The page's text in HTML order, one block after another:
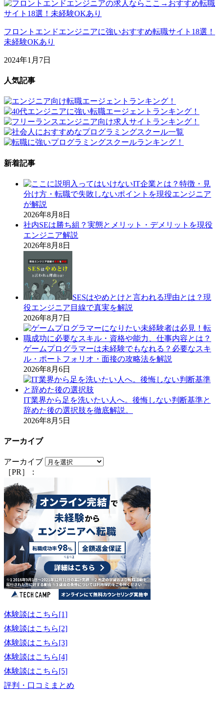
フロントエンドエンジニアに強いおすすめ転職サイト18選！
未経験OKあり
2024年1月7日
人気記事
新着記事
入ってはいけないIT企業とは？特徴・見
分け方・転職で失敗しないポイントを現役エンジニア
が解説
2026年8月8日
社内SEは勝ち組？実態とメリット・デメリットを現役
エンジニア解説
2026年8月8日
SESはやめとけと言われる理由とは？現
役エンジニア目線で真実を解説
2026年8月7日
ゲームプログラマーは未経験でもなれる？必要なスキ
ル・ポートフォリオ・面接の攻略法を解説
2026年8月6日
IT業界から足を洗いたい人へ。後悔しない判断基準と
辞めた後の選択肢を徹底解説。
2026年8月5日
アーカイブ
アーカイブ
［PR］：
体験談はこちら[1]
体験談はこちら[2]
体験談はこちら[3]
体験談はこちら[4]
体験談はこちら[5]
評判・口コミまとめ